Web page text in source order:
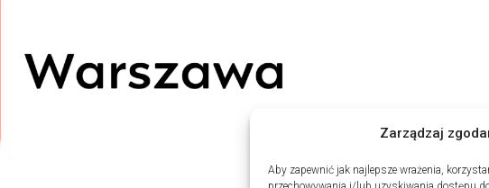
Zarządzaj
Aby zapewnić jak najlepsze wrażenia,